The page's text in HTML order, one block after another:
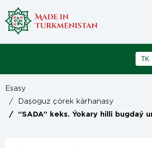
TK
RU
Esasy
/
Daşoguz çörek kärhanasy
/ “SADA” keks. Ýokary hilli bugdaý